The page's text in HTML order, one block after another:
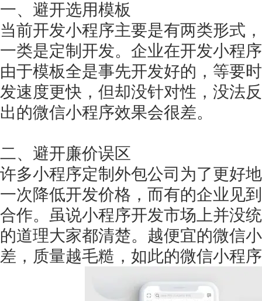
一、避开选用模板
当前开发小程序主要是有两类形式
一类是定制开发。企业在开发小程
由于模板全是事先开发好的，等要
发速度更快，但却没针对性，没法
出的微信小程序效果会很差。
二、避开廉价误区
许多小程序定制外包公司为了更好
一次降低开发价格，而有的企业见
合作。虽说小程序开发市场上并没
的道理大家都清楚。越便宜的微信
差，质量越毛糙，如此的微信小程
获得产品报价方案
1万个想法不如1次的方案落地